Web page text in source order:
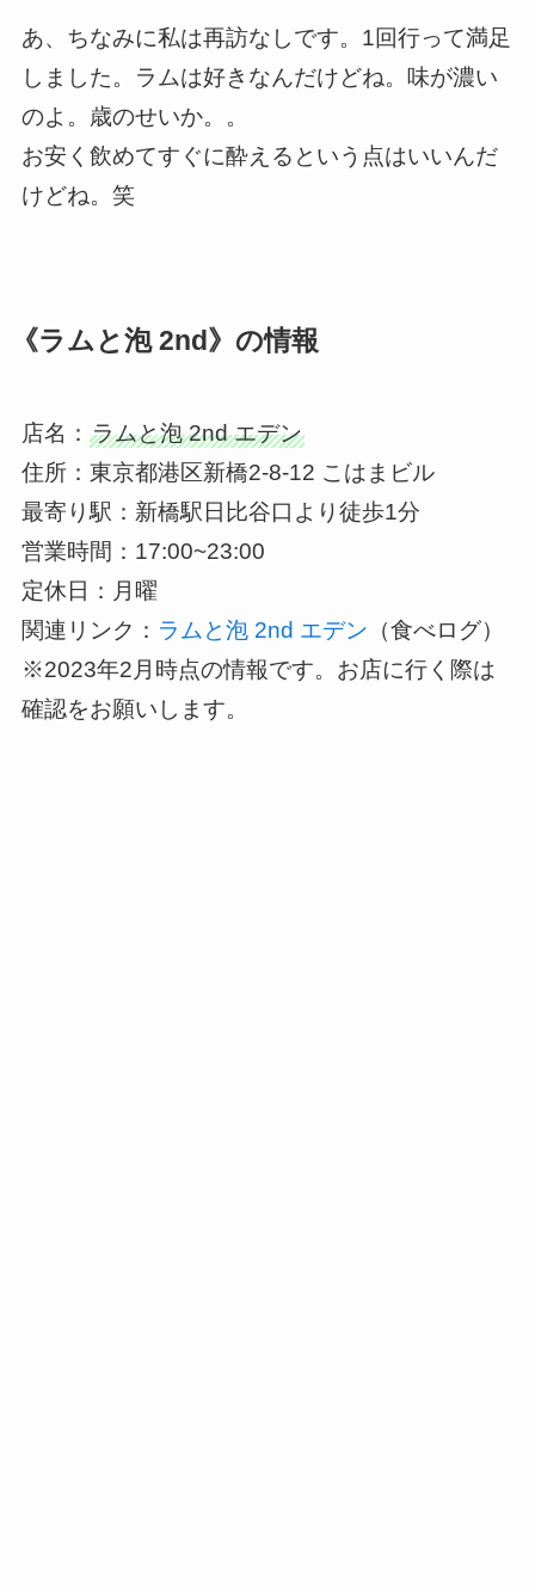
あ、ちなみに私は再訪なしです。1回行って満足
しました。ラムは好きなんだけどね。味が濃い
のよ。歳のせいか。。
お安く飲めてすぐに酔えるという点はいいんだ
けどね。笑
《ラムと泡 2nd》の情報
店名： ラムと泡 2nd エデン
住所：東京都港区新橋2-8-12 こはまビル
最寄り駅：新橋駅日比谷口より徒歩1分
営業時間：17:00~23:00
定休日：月曜
関連リンク： ラムと泡 2nd エデン （食べログ）
※2023年2月時点の情報です。お店に行く際は
確認をお願いします。